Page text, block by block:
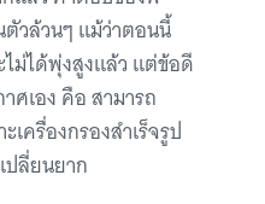
ตัวล้วนๆ แม้ว่าตอนนี้
ม่ได้พุ่งสูงแล้ว แต่ข้อดี
ศเอง คือ สามารถ
เครื่องกรองสำเร็จรูป
ปลี่ยนยาก